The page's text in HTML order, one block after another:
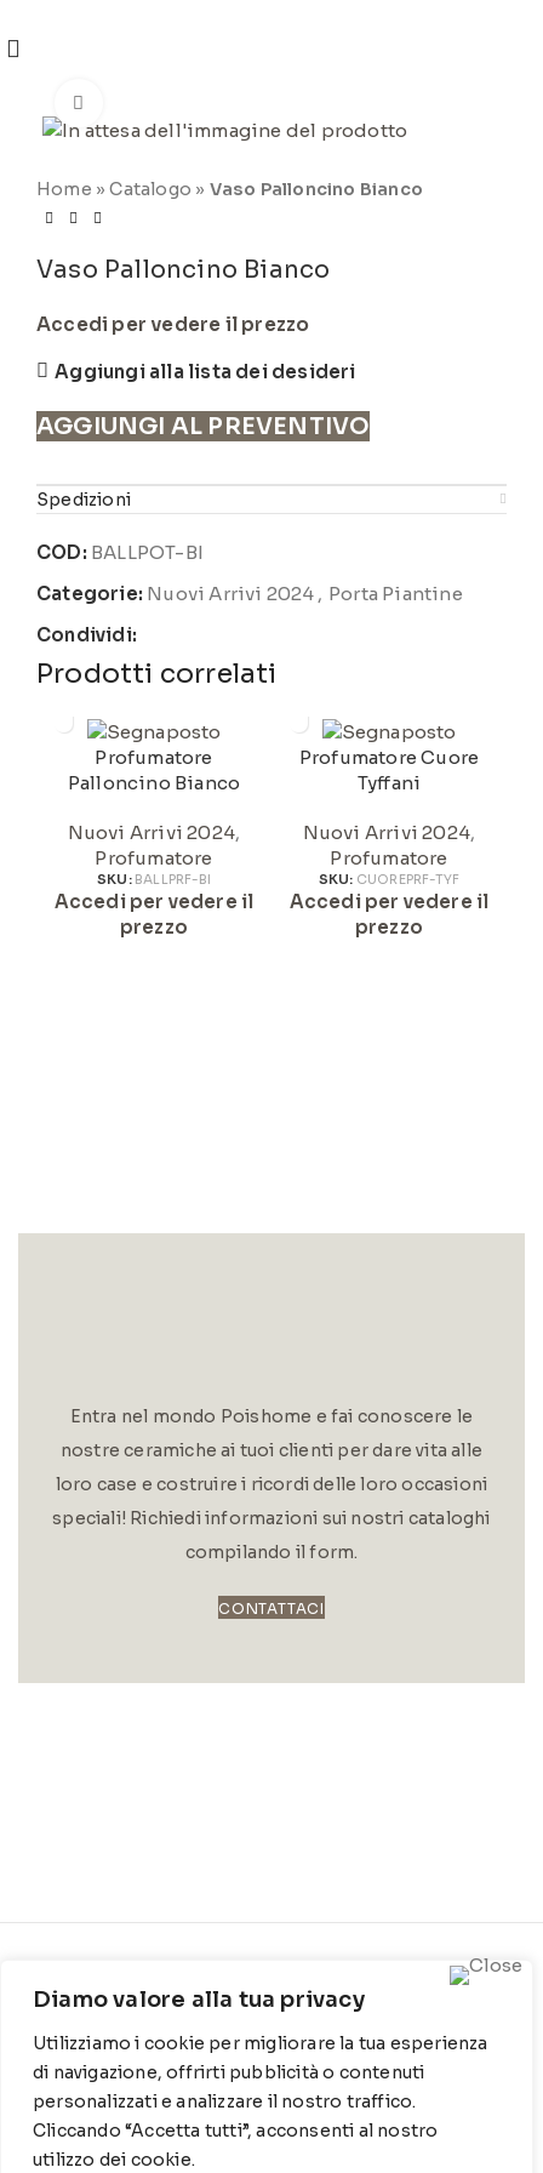
Diamo valore alla tua privacy
Utilizziamo i cookie per migliorare la tua esperienza
di navigazione, offrirti pubblicità o contenuti
personalizzati e analizzare il nostro traffico.
Cliccando “Accetta tutti”, acconsenti al nostro
utilizzo dei cookie.
Home »Catalogo » Vaso Palloncino Bianco
Vaso Palloncino Bianco
Accedi per vedere il prezzo
Aggiungi alla lista dei desideri
AGGIUNGI AL PREVENTIVO
Spedizioni
COD: BALLPOT-BI
Categorie: Nuovi Arrivi 2024 , Porta Piantine
Condividi:
Prodotti correlati
Profumatore
Palloncino Bianco
Nuovi Arrivi 2024,
Profumatore
SKU: BALLPRF-BI
Accedi per vedere il
prezzo
Profumatore Cuore
Tyffani
Nuovi Arrivi 2024,
Profumatore
SKU: CUOREPRF-TYF
Accedi per vedere il
prezzo
Entra nel mondo Poishome e fai conoscere le
nostre ceramiche ai tuoi clienti per dare vita alle
loro case e costruire i ricordi delle loro occasioni
speciali! Richiedi informazioni sui nostri cataloghi
compilando il form.
CONTATTACI
1316 - 70044 Polignano a
mare
T
WZ: 329 6510725
Cookie Policy
Privacy Policy